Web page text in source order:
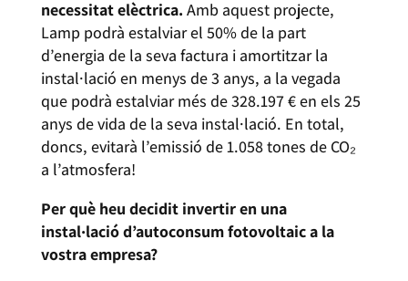
necessitat elèctrica. Amb aquest projecte,
Lamp podrà estalviar el 50% de la part
d’energia de la seva factura i amortitzar la
instal·lació en menys de 3 anys, a la vegada
que podrà estalviar més de 328.197 € en els 25
anys de vida de la seva instal·lació. En total,
doncs, evitarà l’emissió de 1.058 tones de CO₂
a l’atmosfera!
Per què heu decidit invertir en una
instal·lació d’autoconsum fotovoltaic a la
vostra empresa?